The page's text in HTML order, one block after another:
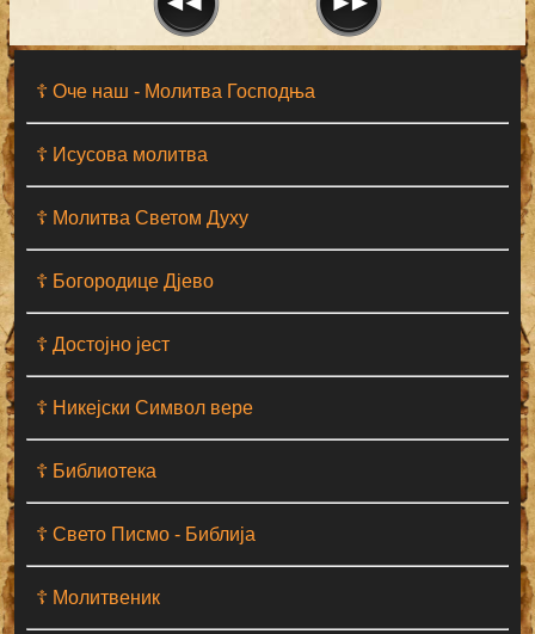
☦ Оче наш - Moлитва Господња
☦ Исусова молитва
☦ Молитва Светом Духу
☦ Богородице Дјево
☦ Достојно јест
☦ Никејски Символ вере
☦ Библиотека
☦ Свето Писмо - Библија
☦ Молитвеник